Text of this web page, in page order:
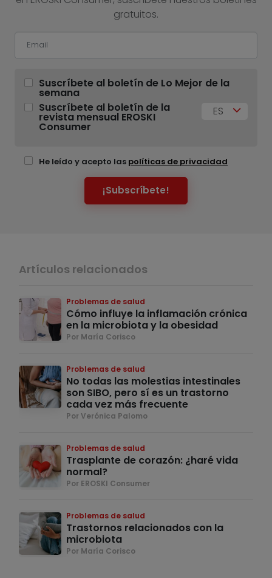
gratuitos.
Suscríbete al boletín de Lo Mejor de la
semana
Suscríbete al boletín de la
revista mensual EROSKI
Consumer
ES
He leído y acepto las políticas de privacidad
¡Subscríbete!
Artículos relacionados
Problemas de salud
Cómo influye la inflamación crónica
en la microbiota y la obesidad
Por María Corisco
Problemas de salud
No todas las molestias intestinales
son SIBO, pero sí es un trastorno
cada vez más frecuente
Por Verónica Palomo
Problemas de salud
Trasplante de corazón: ¿haré vida
normal?
Por EROSKI Consumer
Problemas de salud
Trastornos relacionados con la
microbiota
Por María Corisco